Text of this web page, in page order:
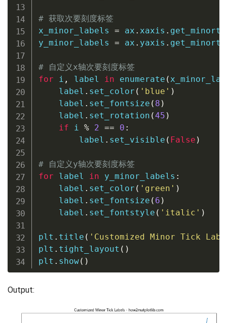
# 获取次要刻度标签
x_minor_labels = ax . xaxis .
y_minor_labels = ax . yaxis .
# 自定义x轴次要刻度标签
for i , label in enumerate (
    label
. set_color ( 'blue' )
    label
. set_fontsize ( 8 )
    label
. set_rotation (45 )
if i % 2 == 0 :
        label
. set_visible ( False )
# 自定义y轴次要刻度标签
for label in y_minor_labels :
    label
. set_color ( 'green' )
    label
. set_fontsize ( 6 )
    label
. set_fontstyle ( 'italic' )
plt . title ( 'Customized Minor Tick
plt . tight_layout ( )
plt . show( )
Output: